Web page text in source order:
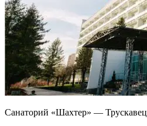
Санаторий «Шахтер» — Трускавец